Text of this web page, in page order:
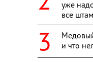
уже
все
и что